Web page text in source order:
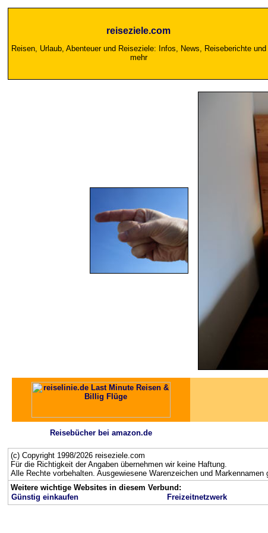
reiseziele.com
Reisen, Urlaub, Abenteuer und Reiseziele: Infos, News, Reiseberichte und
mehr
Reisebücher bei amazon.de
(c) Copyright 1998/2026 reiseziele.com
Für die Richtigkeit der Angaben übernehmen wir keine Haftung.
Alle Rechte vorbehalten. Ausgewiesene Warenzeichen und Markennamen
Weitere wichtige Websites in diesem Verbund:
Günstig einkaufen
Freizeitnetzwerk